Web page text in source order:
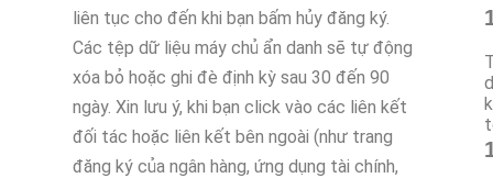
liên tục cho đến khi bạn bấm hủy đăng ký.
Các tệp dữ liệu máy chủ ẩn danh sẽ tự động
xóa bỏ hoặc ghi đè định kỳ sau 30 đến 90
ngày. Xin lưu ý, khi bạn click vào các liên kết
đối tác hoặc liên kết bên ngoài (như trang
đăng ký của ngân hàng, ứng dụng tài chính,